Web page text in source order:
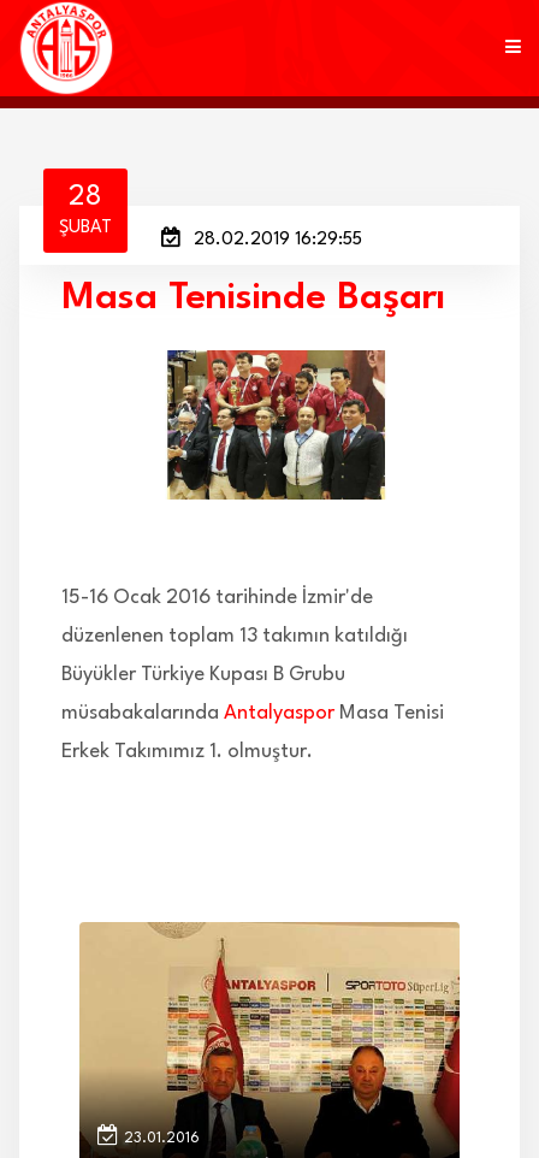
KULÜP
FUTBOL
AKADEMİ
İLETİŞİM
28
ŞUBAT
28.02.2019 16:29:55
Masa Tenisinde Başarı
15-16 Ocak 2016 tarihinde İzmir'de
düzenlenen toplam 13 takımın katıldığı
Büyükler Türkiye Kupası B Grubu
müsabakalarında Antalyaspor Masa Tenisi
Erkek Takımımız 1. olmuştur.
23.01.2016